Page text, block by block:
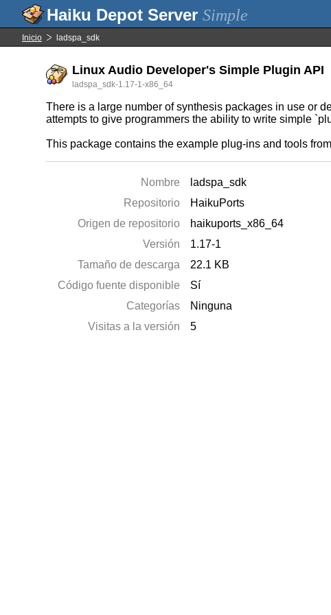
Simple
Inicio ladspa_sdk
Linux Audio Developer's Simple Plugin API
ladspa_sdk-1.17-1-x86_64
There is a large number of synthesis packages in use or
attempts to give programmers the ability to write simple
This package contains the example plug-ins and tools
Nombre
ladspa_sdk
Repositorio
HaikuPorts
Origen de repositorio
haikuports_x86_64
Versión
1.17-1
Tamaño de descarga
22.1 KB
Código fuente disponible
Sí
Categorías
Ninguna
Visitas a la versión
5